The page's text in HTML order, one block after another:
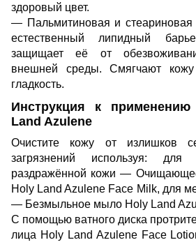
здоровый цвет.
— Пальмитиновая и стеариновая
естественный липидный
защищает её от
внешней среды. Смягчают
гладкость.
Инструкция к применению
Land Azulene
Очистите кожу от излишков
загрязнений используя: для
раздражённой кожи —
Holy Land Azulene Face Milk, для
— Безмыльное мыло Holy Land
С помощью ватного диска
лица Holy Land Azulene Face